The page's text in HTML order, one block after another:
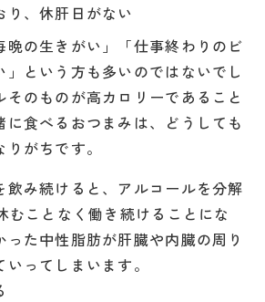
り、休肝日がない
晩の生きがい」「仕事終わりのビ
」という方も多いのではないでし
そのものが高カロリーであること
に食べるおつまみは、どうしても
がちです。
飲み続けると、アルコールを分解
むことなく働き続けることにな
った中性脂肪が肝臓や内臓の周り
ってしまいます。